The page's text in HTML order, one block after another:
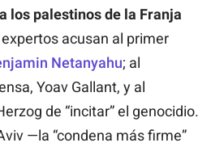
los palestinos de la Franja
expertos acusan al primer
Netanyahu; al
Yoav Gallant, y al
de “incitar” el genocidio.
—la “condena más firme”